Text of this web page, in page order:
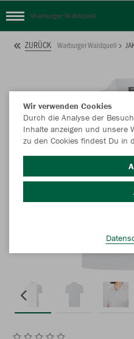
Warburger Waldquell
ZURÜCK Warburger Waldquell
Wir verwenden Cookies
Durch die Analyse der
Inhalte anzeigen und unsere
zu den Cookies findest Du in